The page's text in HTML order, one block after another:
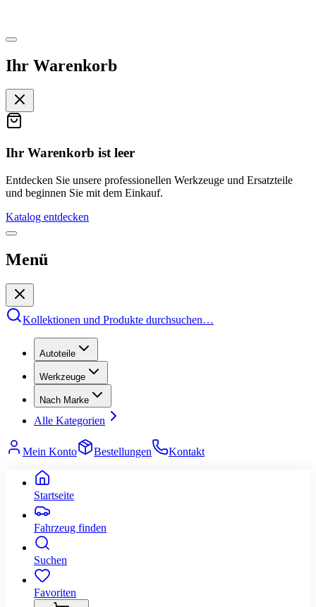
Ihr Warenkorb
Ihr Warenkorb ist leer
Entdecken Sie unsere professionellen Werkzeuge und Ersatzteile
und beginnen Sie mit dem Einkauf.
Katalog entdecken
Menü
Kollektionen und Produkte durchsuchen…
Autoteile
Werkzeuge
Nach Marke
Alle Kategorien
Mein Konto Bestellungen Kontakt
Startseite
Fahrzeug finden
Suchen
Favoriten